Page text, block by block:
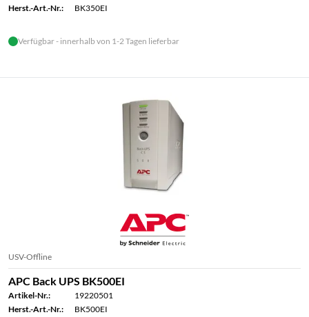
Herst.-Art.-Nr.:
BK350EI
Verfügbar - innerhalb von 1-2 Tagen lieferbar
USV-Offline
APC Back UPS BK500EI
Artikel-Nr.:
19220501
Herst.-Art.-Nr.:
BK500EI